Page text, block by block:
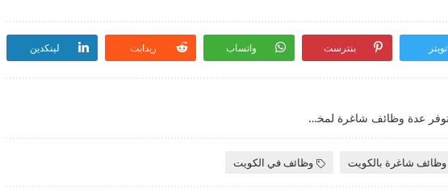
تويتر بنترست واتساب ريدايت لينكدين
تعلن شركة مواد غذائية عن توفر عدة وظائف شاغرة لمختلف التخصصات بالكويت
وظائف شاغرة بالكويت وظائف في الكويت